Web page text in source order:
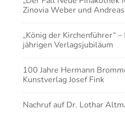
Zinovia Weber und
„König der Kirchenführer“
jährigen Verlagsjubiläum
100 Jahre Hermann
Kunstverlag Josef Fink
Nachruf auf Dr. Lothar